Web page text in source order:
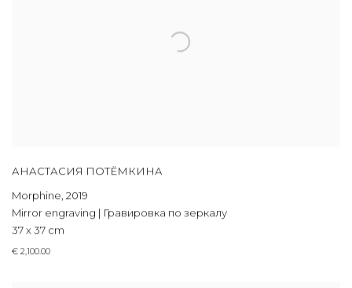
АНАСТАСИЯ ПОТЁМКИНА
Morphine, 2019
Mirror engraving | Гравировка по зеркалу
37 x 37 cm
€ 2,100.00